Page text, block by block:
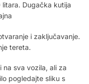
Dugačka kutija
i zaključavanje.
tereta.
na sva vozila, ali za
pogledajte sliku s